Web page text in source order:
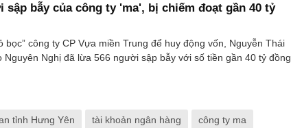
sập bẫy của công ty 'ma', bị chiếm đoạt gần 40 tỷ
bọc” công ty CP Vựa miền Trung để huy động vốn, Nguyễn Thái
Nghị đã lừa 566 người sập bẫy với số tiền gần 40 tỷ đồng.
tỉnh Hưng Yên tài khoản ngân hàng công ty ma